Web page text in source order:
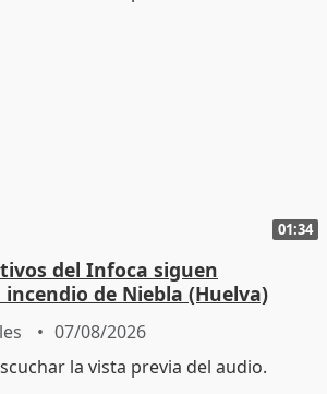
01:34
del Infoca siguen
de Niebla (Huelva)
07/08/2026